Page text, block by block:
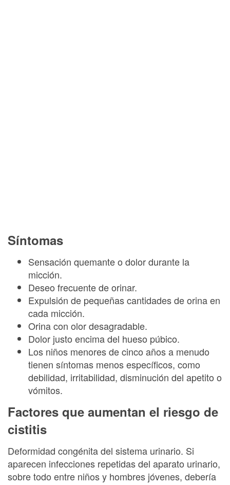
Síntomas
Sensación quemante o dolor durante la
micción.
Deseo frecuente de orinar.
Expulsión de pequeñas cantidades de orina en
cada micción.
Orina con olor desagradable.
Dolor justo encima del hueso púbico.
Los niños menores de cinco años a menudo
tienen síntomas menos específicos, como
debilidad, irritabilidad, disminución del apetito o
vómitos.
Factores que aumentan el riesgo de
cistitis
Deformidad congénita del sistema urinario. Si
aparecen infecciones repetidas del aparato urinario,
sobre todo entre niños y hombres jóvenes, debería